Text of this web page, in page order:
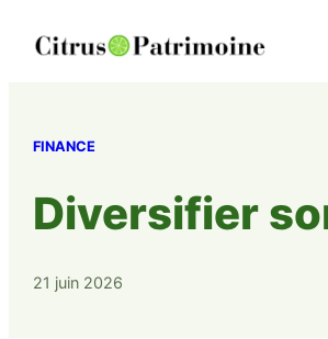
FINANCE
Diversifier
21 juin 2026